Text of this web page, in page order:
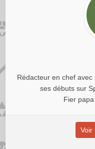
Rédacteur en chef
ses débuts sur
Fier
Voir